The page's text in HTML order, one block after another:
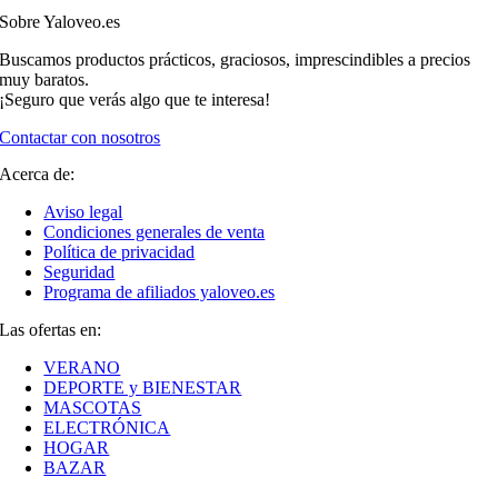
Sobre Yaloveo.es
Buscamos productos prácticos, graciosos, imprescindibles a precios
muy baratos.
¡Seguro que verás algo que te interesa!
Contactar con nosotros
Acerca de:
Aviso legal
Condiciones generales de venta
Política de privacidad
Seguridad
Programa de afiliados yaloveo.es
Las ofertas en:
VERANO
DEPORTE y BIENESTAR
MASCOTAS
ELECTRÓNICA
HOGAR
BAZAR